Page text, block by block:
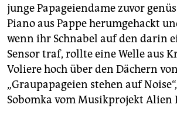
genossenschaft
epaper login
junge Papageiendame zuvor
Piano aus Pappe herumgehackt
wenn ihr Schnabel auf den darin
Sensor traf, rollte eine Welle aus
Voliere hoch über den Dächern
„Graupapageien stehen auf
Sobomka vom Musikprojekt Alien